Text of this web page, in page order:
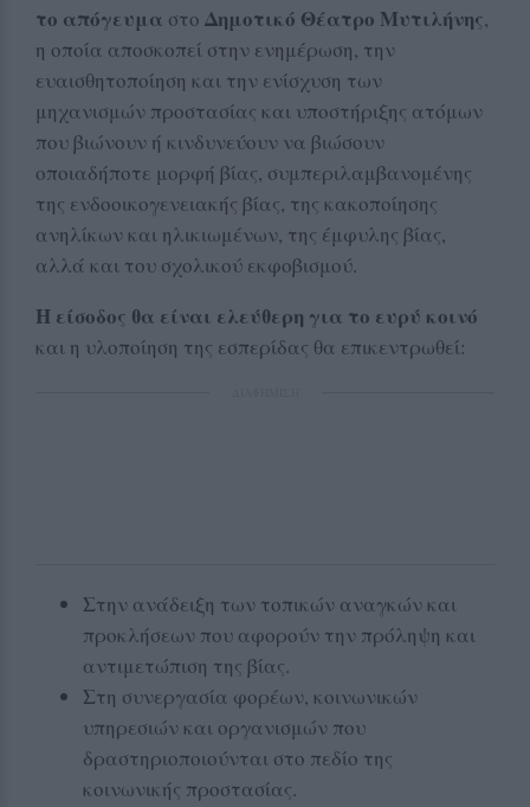
το απόγευμα στο Δημοτικό Θέατρο Μυτιλήνης,
η οποία αποσκοπεί στην ενημέρωση, την
ευαισθητοποίηση και την ενίσχυση των
μηχανισμών προστασίας και υποστήριξης ατόμων
που βιώνουν ή κινδυνεύουν να βιώσουν
οποιαδήποτε μορφή βίας, συμπεριλαμβανομένης
της ενδοοικογενειακής βίας, της κακοποίησης
ανηλίκων και ηλικιωμένων, της έμφυλης βίας,
αλλά και του σχολικού εκφοβισμού.
Η είσοδος θα είναι ελεύθερη για το ευρύ κοινό
και η υλοποίηση της εσπερίδας θα επικεντρωθεί:
Στην ανάδειξη των τοπικών αναγκών και
προκλήσεων που αφορούν την πρόληψη και
αντιμετώπιση της βίας.
Στη συνεργασία φορέων, κοινωνικών
υπηρεσιών και οργανισμών που
δραστηριοποιούνται στο πεδίο της
κοινωνικής προστασίας.